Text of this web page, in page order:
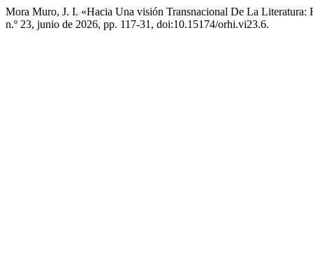
Mora Muro, J. I. «Hacia Una visión Transnacional De La Literatura:
n.º 23, junio de 2026, pp. 117-31, doi:10.15174/orhi.vi23.6.